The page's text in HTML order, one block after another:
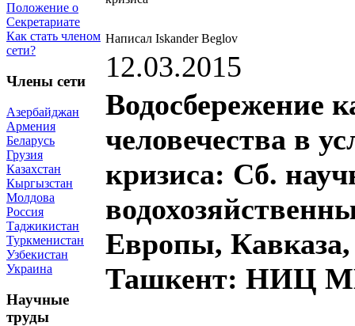
Положение о
Секретариате
Как стать членом
сети?
Члены сети
Азербайджан
Армения
Беларусь
Грузия
Казахстан
Кыргызстан
Молдова
Россия
Таджикистан
Туркменистан
Узбекистан
Украина
Научные
труды
Написал Iskander Beglov
12.03.2015
Водосбережение
человечества в
кризиса: Сб.
Европы,
Ташкент: НИЦ